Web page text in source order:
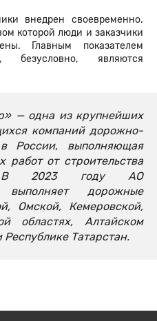
внедрен своевременно.
которой люди и заказчики
Главным показателем
безусловно, являются
— одна из крупнейших
компаний дорожно-
России, выполняющая
от строительства
В 2023 году АО
выполняет дорожные
Омской, Кемеровской,
областях, Алтайском
Татарстан.